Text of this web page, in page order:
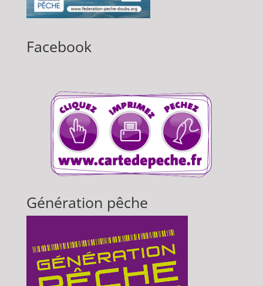
Facebook
Génération pêche